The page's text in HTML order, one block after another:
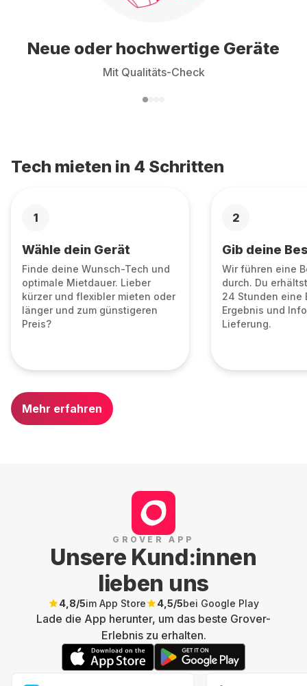
Neue oder hochwertige Geräte
Mit Qualitäts-Check
Tech mieten in 4 Schritten
1
Wähle dein Gerät
Finde deine Wunsch-Tech und
optimale Mietdauer. Lieber
kürzer und flexibler mieten oder
länger und zum günstigeren
Preis?
2
Gib deine
Wir führen eine
durch. Du
24 Stunden eine
Ergebnis und
Lieferung.
Mehr erfahren
GROVER APP
Unsere Kund:innen
lieben uns
4,8/5im App Store 4,5/5bei Google Play
Lade die App herunter, um das beste Grover-
Erlebnis zu erhalten.